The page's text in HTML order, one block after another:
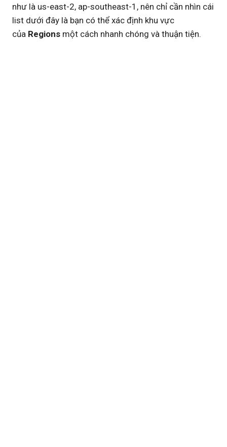
như là us-east-2, ap-southeast-1, nên chỉ cần nhìn cái
list dưới đây là bạn có thể xác định khu vực
của Regions một cách nhanh chóng và thuận tiện.